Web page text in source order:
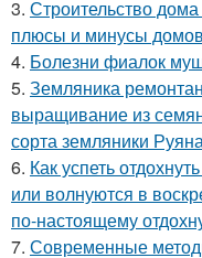
3. Строительство
плюсы и минусы домов
4. Болезни фиалок
5. Земляника
выращивание из
сорта земляники
6. Как успеть
или волнуются в
по-настоящему
7. Современные